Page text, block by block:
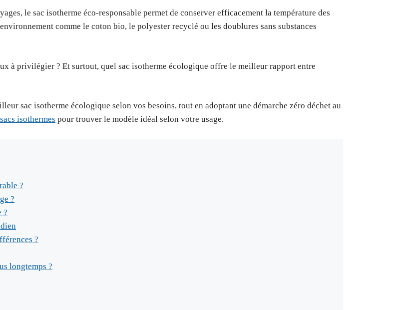
le sac isotherme éco-responsable permet de conserver efficacement la température des
comme le coton bio, le polyester recyclé ou les doublures sans substances
à privilégier ? Et surtout, quel sac isotherme écologique offre le meilleur rapport entre
sac isotherme écologique selon vos besoins, tout en adoptant une démarche zéro déchet au
sacs isothermes pour trouver le modèle idéal selon votre usage.
?
?
?
?
longtemps ?